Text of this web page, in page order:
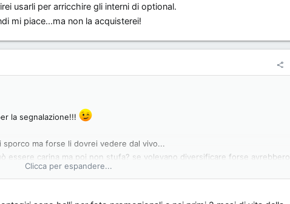
usarli per arricchire gli interni di optional.
mi piace...ma non la acquisterei!
la segnalazione!!!
ma forse li dovrei vedere dal vivo...
essere carina ma poi non stufa? se volevano diversificare forse avrebbero
lancette rosse.
Clicca per espandere...